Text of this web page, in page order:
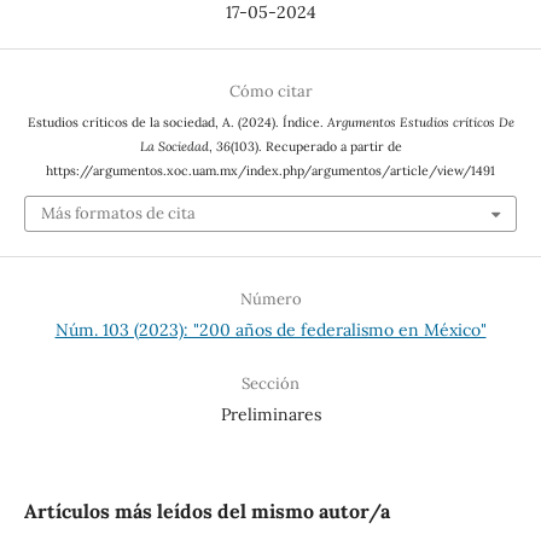
17-05-2024
Cómo citar
Estudios críticos de la sociedad, A. (2024). Índice. Argumentos Estudios críticos De
La Sociedad, 36(103). Recuperado a partir de
https://argumentos.xoc.uam.mx/index.php/argumentos/article/view/1491
Más formatos de cita
Número
Núm. 103 (2023): "200 años de federalismo en México"
Sección
Preliminares
Artículos más leídos del mismo autor/a